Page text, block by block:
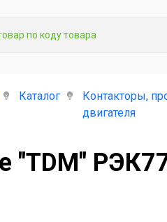
Каталог
Контакторы,
двигателя
"TDM"